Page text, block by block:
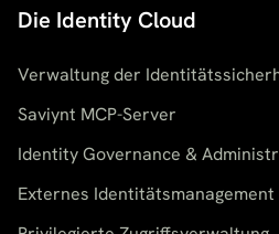
Die Identity Cloud
Verwaltung der
Saviynt MCP-Server
Identity Governance &
Externes Identitätsmanagement